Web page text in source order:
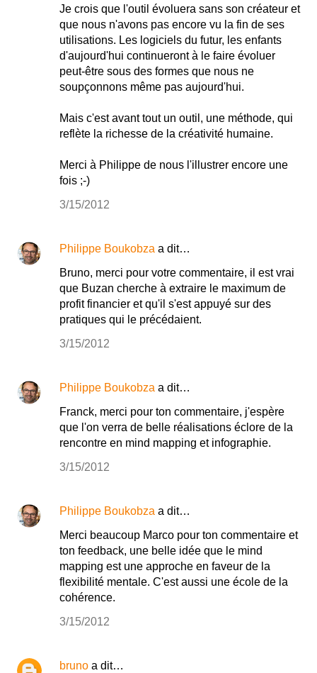
Je crois que l'outil évoluera sans son créateur et
que nous n'avons pas encore vu la fin de ses
utilisations. Les logiciels du futur, les enfants
d'aujourd'hui continueront à le faire évoluer
peut-être sous des formes que nous ne
soupçonnons même pas aujourd'hui.
Mais c'est avant tout un outil, une méthode, qui
reflète la richesse de la créativité humaine.
Merci à Philippe de nous l'illustrer encore une
fois ;-)
3/15/2012
Philippe Boukobza a dit…
Bruno, merci pour votre commentaire, il est vrai
que Buzan cherche à extraire le maximum de
profit financier et qu'il s'est appuyé sur des
pratiques qui le précédaient.
3/15/2012
Philippe Boukobza a dit…
Franck, merci pour ton commentaire, j'espère
que l'on verra de belle réalisations éclore de la
rencontre en mind mapping et infographie.
3/15/2012
Philippe Boukobza a dit…
Merci beaucoup Marco pour ton commentaire et
ton feedback, une belle idée que le mind
mapping est une approche en faveur de la
flexibilité mentale. C'est aussi une école de la
cohérence.
3/15/2012
bruno a dit…